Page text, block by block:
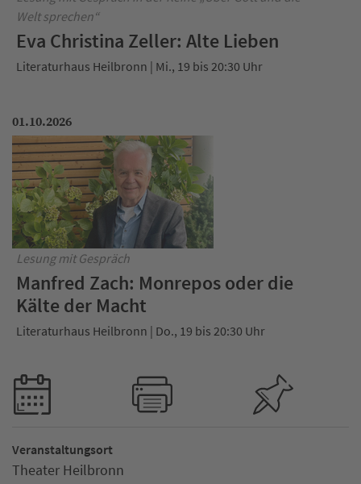
Welt sprechen“
Eva Christina Zeller: Alte Lieben
Literaturhaus Heilbronn | Mi., 19 bis 20:30 Uhr
01.10.2026
Lesung mit Gespräch
Manfred Zach: Monrepos oder die
Kälte der Macht
Literaturhaus Heilbronn | Do., 19 bis 20:30 Uhr
Veranstaltungsort
Theater Heilbronn